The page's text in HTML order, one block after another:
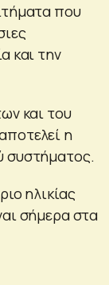
που
και την
και του
η
συστήματος.
ηλικίας
σήμερα στα